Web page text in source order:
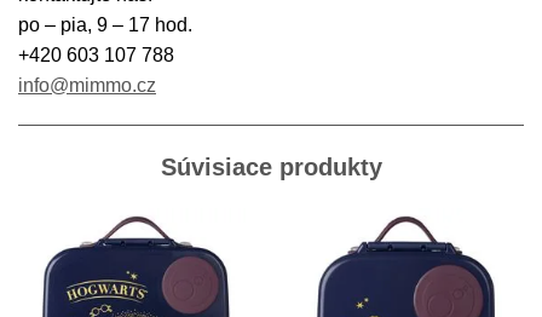
po – pia, 9 – 17 hod.
+420 603 107 788
info@mimmo.cz
Súvisiace produkty